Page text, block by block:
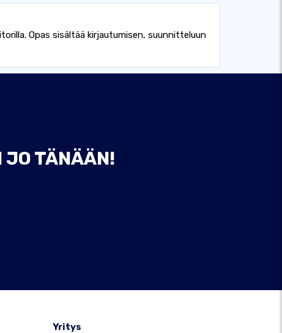
Opas sisältää kirjautumisen, suunnitteluun
JO TÄNÄÄN!
Yritys